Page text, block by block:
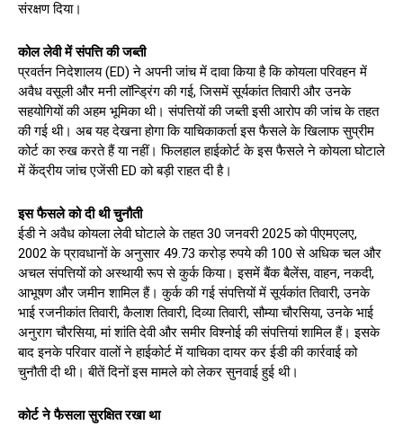
संरक्षण दिया।
कोल लेवी में संपत्ति की जब्ती
प्रवर्तन निदेशालय (ED) ने अपनी जांच में दावा किया है कि कोयला परिवहन में
अवैध वसूली और मनी लॉन्ड्रिंग की गई, जिसमें सूर्यकांत तिवारी और उनके
सहयोगियों की अहम भूमिका थी। संपत्तियों की जब्ती इसी आरोप की जांच के तहत
की गई थी। अब यह देखना होगा कि याचिकाकर्ता इस फैसले के खिलाफ सुप्रीम
कोर्ट का रुख करते हैं या नहीं। फिलहाल हाईकोर्ट के इस फैसले ने कोयला घोटाले
में केंद्रीय जांच एजेंसी ED को बड़ी राहत दी है।
इस फैसले को दी थी चुनौती
ईडी ने अवैध कोयला लेवी घोटाले के तहत 30 जनवरी 2025 को पीएमएलए,
2002 के प्रावधानों के अनुसार 49.73 करोड़ रुपये की 100 से अधिक चल और
अचल संपत्तियों को अस्थायी रूप से कुर्क किया। इसमें बैंक बैलेंस, वाहन, नकदी,
आभूषण और जमीन शामिल हैं। कुर्क की गई संपत्तियों में सूर्यकांत तिवारी, उनके
भाई रजनीकांत तिवारी, कैलाश तिवारी, दिव्या तिवारी, सौम्या चौरसिया, उनके भाई
अनुराग चौरसिया, मां शांति देवी और समीर विश्नोई की संपत्तियां शामिल हैं। इसके
बाद इनके परिवार वालों ने हाईकोर्ट में याचिका दायर कर ईडी की कार्रवाई को
चुनौती दी थी। बीतें दिनों इस मामले को लेकर सुनवाई हुई थी।
कोर्ट ने फैसला सुरक्षित रखा था